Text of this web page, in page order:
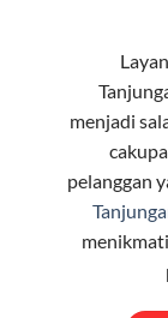
menjadi
pelanggan